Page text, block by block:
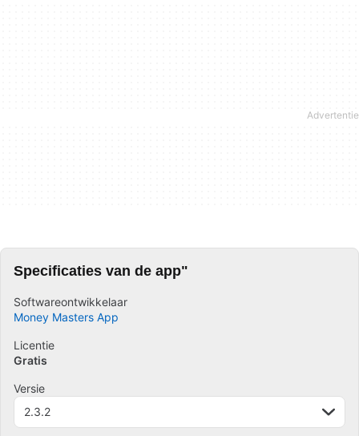
Specificaties van de app"
Softwareontwikkelaar
Money Masters App
Licentie
Gratis
Versie
2.3.2